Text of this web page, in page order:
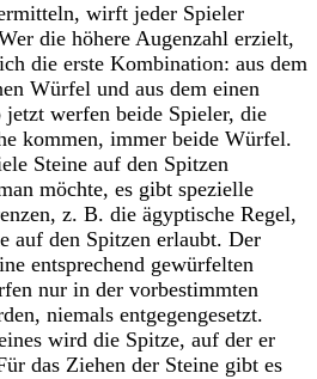
wirft jeder Spieler
die höhere Augenzahl erzielt,
die erste Kombination: aus dem
Würfel und aus dem einen
werfen beide Spieler, die
kommen, immer beide Würfel.
Steine auf den Spitzen
möchte, es gibt spezielle
z. B. die ägyptische Regel,
auf den Spitzen erlaubt. Der
entsprechend gewürfelten
nur in der vorbestimmten
niemals entgegengesetzt.
wird die Spitze, auf der er
das Ziehen der Steine gibt es